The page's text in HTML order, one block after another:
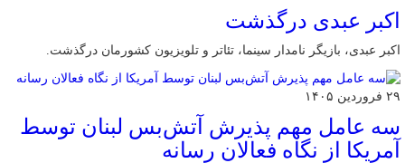
اکبر عبدی درگذشت
اکبر عبدی، بازیگر نامدار سینما، تئاتر و تلویزیون کشورمان درگذشت.
۲۹ فروردین ۱۴۰۵
سه عامل مهم پذیرش آتش‌بس لبنان توسط
آمریکا از نگاه فعالان رسانه